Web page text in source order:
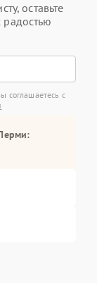
оставьте
соглашаетесь с